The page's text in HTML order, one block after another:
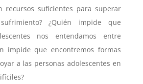
recursos suficientes para superar
¿Quién impide que
nos entendamos entre
impide que encontremos formas
a las personas adolescentes en